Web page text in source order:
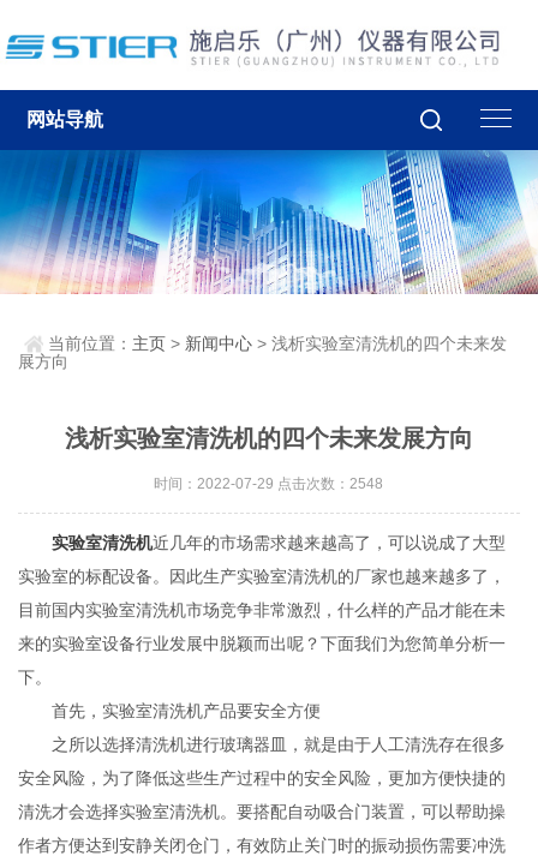
网站导航
当前位置： 主页 > 新闻中心 > 浅析实验室清洗机的四个未来发
展方向
浅析实验室清洗机的四个未来发展方向
时间：2022-07-29 点击次数：2548
实验室清洗机近几年的市场需求越来越高了，可以说成了大型
实验室的标配设备。因此生产实验室清洗机的厂家也越来越多了，
目前国内实验室清洗机市场竞争非常激烈，什么样的产品才能在未
来的实验室设备行业发展中脱颖而出呢？下面我们为您简单分析一
下。
首先，实验室清洗机产品要安全方便
之所以选择清洗机进行玻璃器皿，就是由于人工清洗存在很多
安全风险，为了降低这些生产过程中的安全风险，更加方便快捷的
清洗才会选择实验室清洗机。要搭配自动吸合门装置，可以帮助操
作者方便达到安静关闭仓门，有效防止关门时的振动损伤需要冲洗